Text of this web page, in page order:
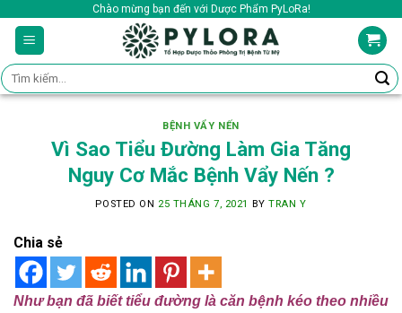
content
Chào mừng bạn đến với Dược Phẩm PyLoRa!
Tìm
kiếm:
BỆNH VẨY NẾN
Vì Sao Tiểu Đường Làm Gia Tăng
Nguy Cơ Mắc Bệnh Vẩy Nến ?
POSTED ON 25 THÁNG 7, 2021 BYTRAN Y
Chia sẻ
Như bạn đã biết tiểu đường là căn bệnh kéo theo nhiều